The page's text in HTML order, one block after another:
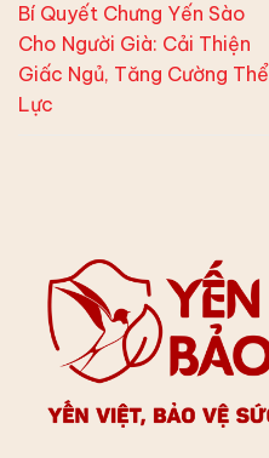
Bí Quyết Chưng Yến Sào
Cho Người Già: Cải Thiện
Giấc Ngủ, Tăng Cường Thể
Lực